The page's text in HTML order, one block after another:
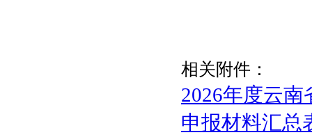
相关附件：
2026年度云
申报材料汇总